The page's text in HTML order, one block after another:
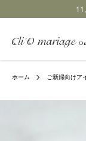
ホーム ご新婦向けア